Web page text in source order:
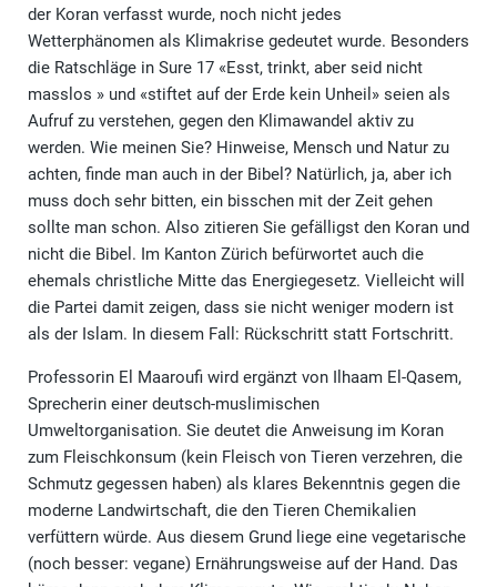
der Koran verfasst wurde, noch nicht jedes
Wetterphänomen als Klimakrise gedeutet wurde. Besonders
die Ratschläge in Sure 17 «Esst, trinkt, aber seid nicht
masslos » und «stiftet auf der Erde kein Unheil» seien als
Aufruf zu verstehen, gegen den Klimawandel aktiv zu
werden. Wie meinen Sie? Hinweise, Mensch und Natur zu
achten, finde man auch in der Bibel? Natürlich, ja, aber ich
muss doch sehr bitten, ein bisschen mit der Zeit gehen
sollte man schon. Also zitieren Sie gefälligst den Koran und
nicht die Bibel. Im Kanton Zürich befürwortet auch die
ehemals christliche Mitte das Energiegesetz. Vielleicht will
die Partei damit zeigen, dass sie nicht weniger modern ist
als der Islam. In diesem Fall: Rückschritt statt Fortschritt.
Professorin El Maaroufi wird ergänzt von Ilhaam El-Qasem,
Sprecherin einer deutsch-muslimischen
Umweltorganisation. Sie deutet die Anweisung im Koran
zum Fleischkonsum (kein Fleisch von Tieren verzehren, die
Schmutz gegessen haben) als klares Bekenntnis gegen die
moderne Landwirtschaft, die den Tieren Chemikalien
verfüttern würde. Aus diesem Grund liege eine vegetarische
(noch besser: vegane) Ernährungsweise auf der Hand. Das